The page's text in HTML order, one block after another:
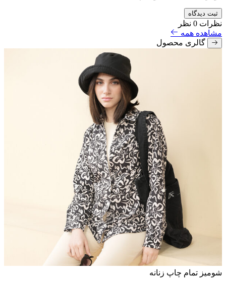
ثبت دیدگاه
نظرات 0 نظر
مشاهده همه
گالری محصول
شومیز تمام چاپ زنانه